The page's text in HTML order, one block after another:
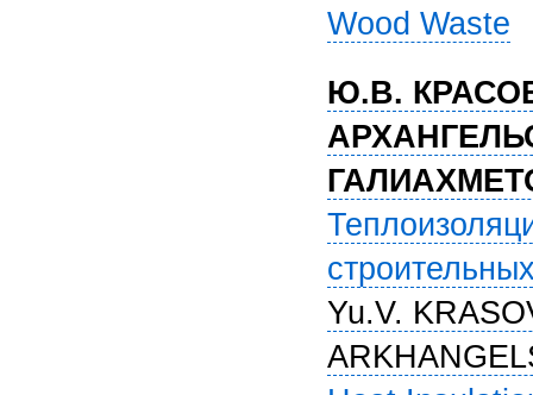
Wood Waste
Ю.В.
Yu.V.